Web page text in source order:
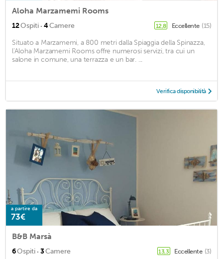
Aloha Marzamemi Rooms
12Ospiti · 4Camere 12,8 Eccellente (15)
Situato a Marzamemi, a 800 metri dalla Spiaggia della Spinazza,
l'Aloha Marzamemi Rooms offre numerosi servizi, tra cui un
salone in comune, una terrazza e un bar. ...
Verifica disponibilità
a partire da
73€
B&B Marsà
6Ospiti · 3Camere 13,3 Eccellente (3)